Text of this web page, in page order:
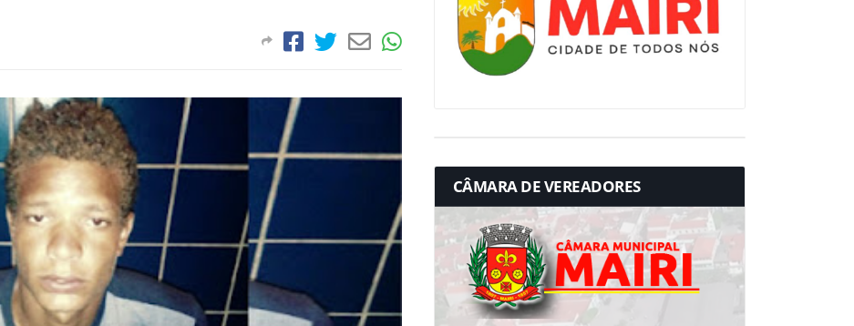
CÂMARA DE VEREADORES